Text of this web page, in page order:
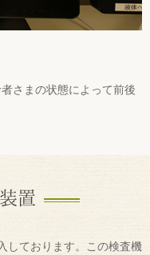
さまの状態によって前後
置
しております。この検査機